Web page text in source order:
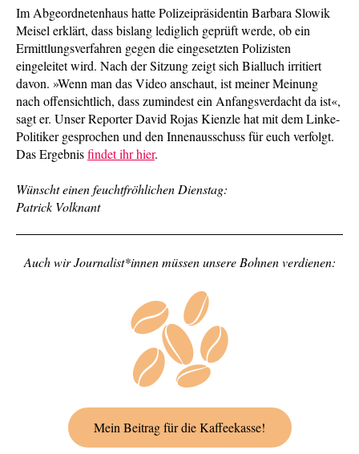
Im Abgeordnetenhaus hatte Polizeipräsidentin Barbara Slowik
Meisel erklärt, dass bislang lediglich geprüft werde, ob ein
Ermittlungsverfahren gegen die eingesetzten Polizisten
eingeleitet wird. Nach der Sitzung zeigt sich Bialluch irritiert
davon. »Wenn man das Video anschaut, ist meiner Meinung
nach offensichtlich, dass zumindest ein Anfangsverdacht da ist«,
sagt er. Unser Reporter David Rojas Kienzle hat mit dem Linke-
Politiker gesprochen und den Innenausschuss für euch verfolgt.
Das Ergebnisfindet ihr hier.
Wünscht einen feuchtfröhlichen Dienstag:
Patrick Volknant
Auch wir Journalist*innen müssen unsereBohnenverdienen:
Mein Beitrag für die Kaffeekasse!